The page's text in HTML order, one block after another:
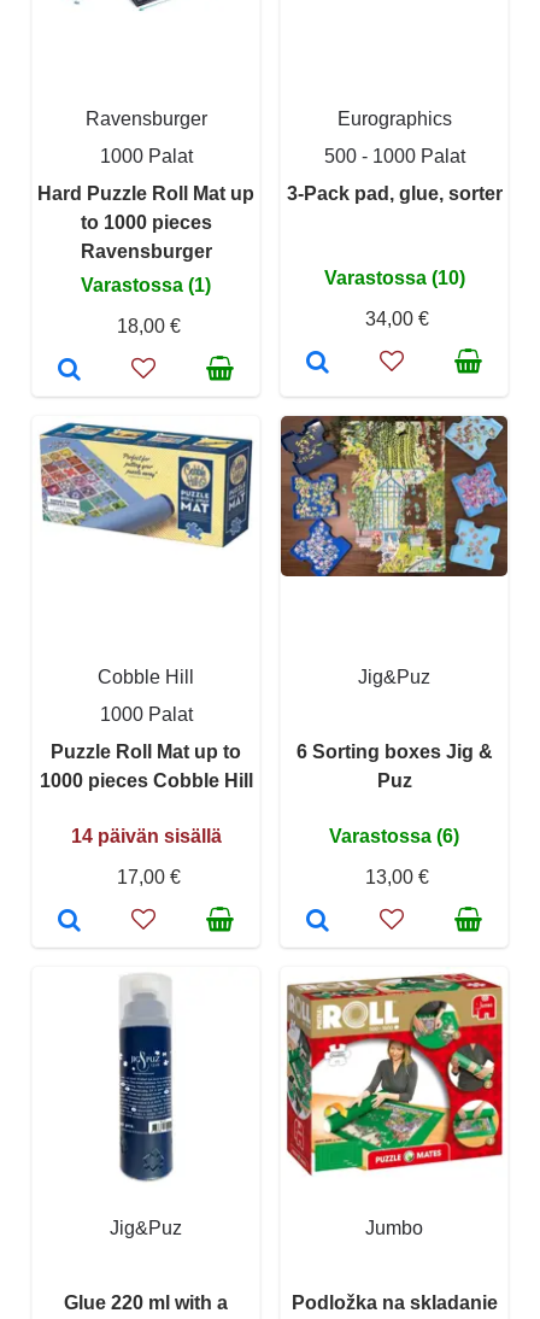
Ravensburger
1000 Palat
Hard Puzzle Roll Mat up
to 1000 pieces
Ravensburger
Varastossa (1)
18,00 €
Eurographics
500 - 1000 Palat
3-Pack pad, glue, sorter
Varastossa (10)
34,00 €
Cobble Hill
1000 Palat
Puzzle Roll Mat up to
1000 pieces Cobble Hill
14 päivän sisällä
17,00 €
Jig&Puz
6 Sorting boxes Jig &
Puz
Varastossa (6)
13,00 €
Jig&Puz
Glue 220 ml with a
Jumbo
Podložka na skladanie